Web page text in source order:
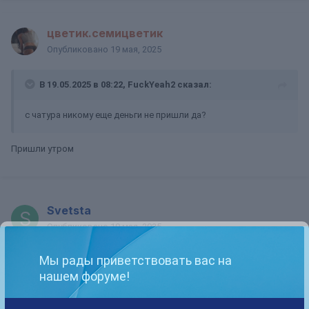
цветик.семицветик
Опубликовано 19 мая, 2025
В 19.05.2025 в 08:22, FuckYeah2 сказал:
с чатура никому еще деньги не пришли да?
Пришли утром
Svetsta
Опубликовано19 мая, 2025
Мне нетМы рады приветствовать вас на
нашем форуме!